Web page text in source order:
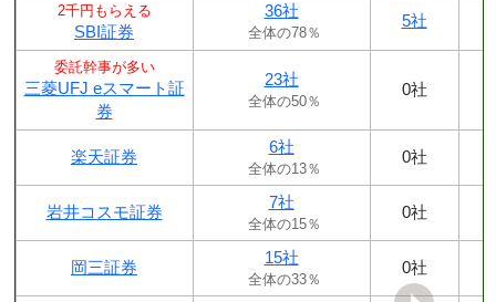
2千円もらえる
SBI証券
36社
全体の78％
5社
委託幹事が多い
三菱UFJ eスマート証
券
23社
全体の50％
0社
楽天証券
6社
全体の13％
0社
岩井コスモ証券
7社
全体の15％
0社
岡三証券
15社
全体の33％
0社